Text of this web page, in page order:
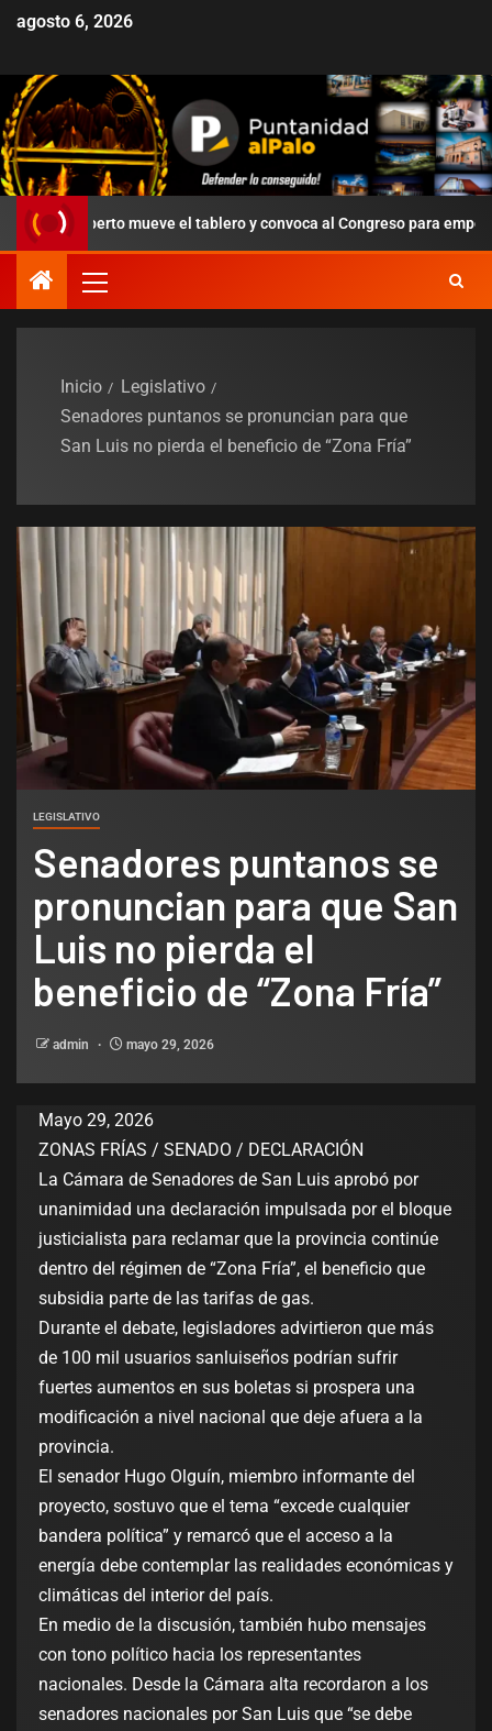
agosto 6, 2026
Alberto mueve el tablero y convoca al Congreso para empezar a
Inicio
Legislativo
Senadores puntanos se pronuncian para que
San Luis no pierda el beneficio de “Zona Fría”
LEGISLATIVO
Senadores puntanos se
pronuncian para que San
Luis no pierda el
beneficio de “Zona Fría”
admin mayo 29, 2026
Mayo 29, 2026
ZONAS FRÍAS / SENADO / DECLARACIÓN
La Cámara de Senadores de San Luis aprobó por
unanimidad una declaración impulsada por el bloque
justicialista para reclamar que la provincia continúe
dentro del régimen de “Zona Fría”, el beneficio que
subsidia parte de las tarifas de gas.
Durante el debate, legisladores advirtieron que más
de 100 mil usuarios sanluiseños podrían sufrir
fuertes aumentos en sus boletas si prospera una
modificación a nivel nacional que deje afuera a la
provincia.
El senador Hugo Olguín, miembro informante del
proyecto, sostuvo que el tema “excede cualquier
bandera política” y remarcó que el acceso a la
energía debe contemplar las realidades económicas y
climáticas del interior del país.
En medio de la discusión, también hubo mensajes
con tono político hacia los representantes
nacionales. Desde la Cámara alta recordaron a los
senadores nacionales por San Luis que “se debe